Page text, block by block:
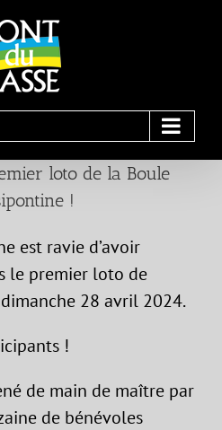
loto de la Boule
!
est ravie d’avoir
le premier loto de
28 avril 2024.
!
de main de maître par
de bénévoles